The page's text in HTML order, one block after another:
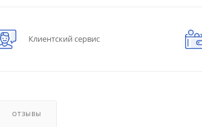
Клиентский сервис
ОТЗЫВЫ